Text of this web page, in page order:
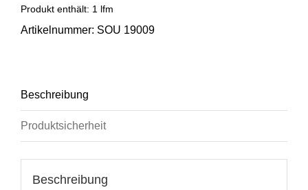
19009
Produkt enthält: 1 lfm
Artikelnummer: SOU 19009
Beschreibung
Produktsicherheit
Beschreibung